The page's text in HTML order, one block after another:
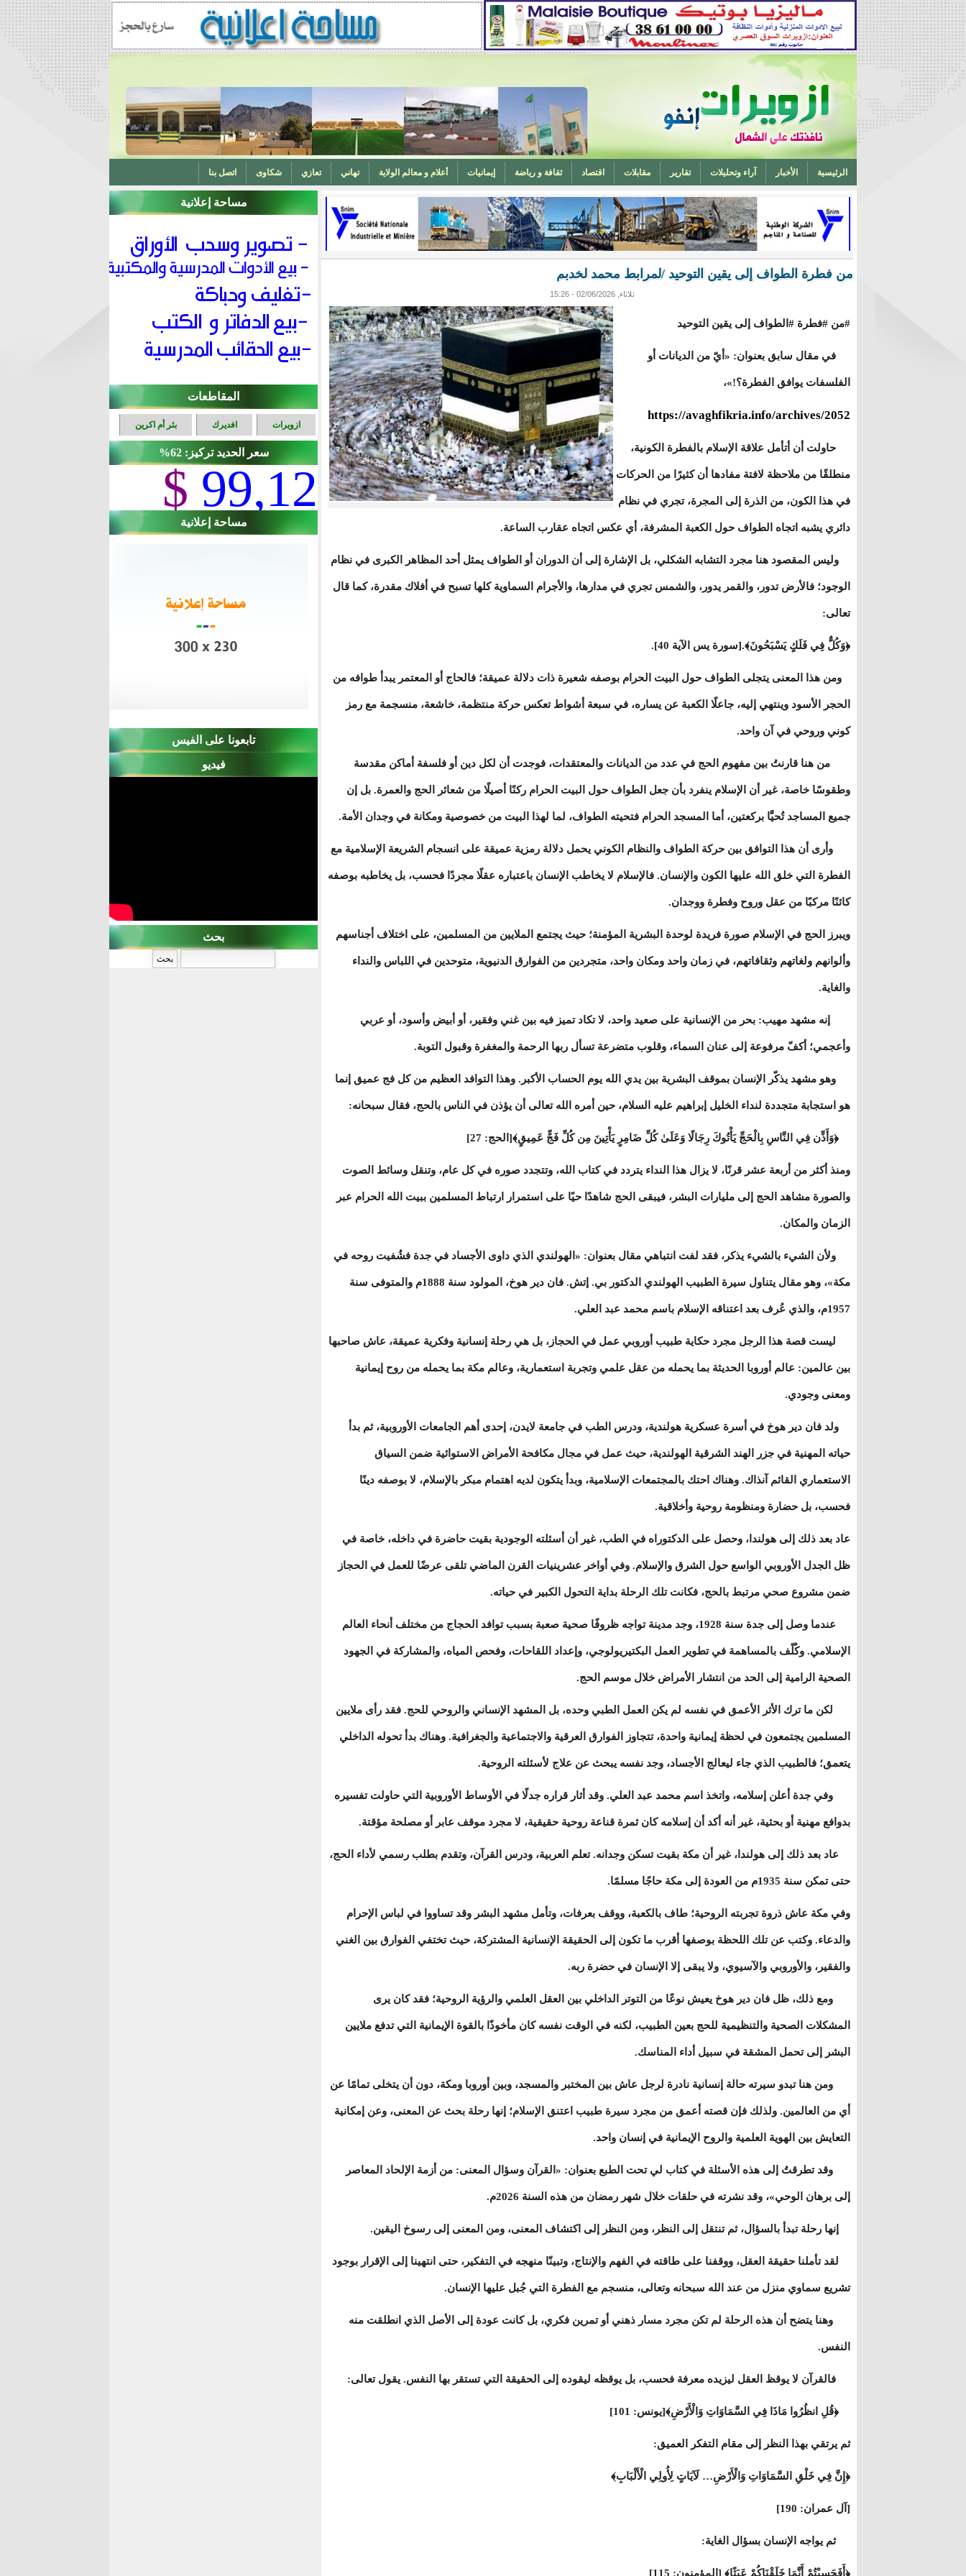
الرئيسية الأخبار آراء وتحليلات تقارير مقابلات اقتصاد ثقافة و رياضة إيمانيات أعلام و معالم الولاية تهاني تعازي شكاوى اتصل بنا
تخرج أحد ابناء ازويرات مهندسا في الهندسة الميكانيكية من المغرب (تهنئة) ه وزارة الشؤون الإسلامية تدعو لتوحيد خطبة الجمعة حول الحرابة مساحة إعلانية
المقاطعات
ازويرات افديرك بئر أم اكرين
سعر الحديد تركيز: 62%
99,12
$
مساحة إعلانية
تابعونا على الفيس
فيديو
بحث
من فطرة الطواف إلى يقين التوحيد /لمرابط محمد لخدبم
ثلاثاء, 02/06/2026 - 15:26
#من #فطرة #الطواف إلى يقين التوحيد
في مقال سابق بعنوان: «أيّ من الديانات أو
الفلسفات يوافق الفطرة؟!»،
https://avaghfikria.info/archives/2052
حاولت أن أتأمل علاقة الإسلام بالفطرة الكونية،
منطلقًا من ملاحظة لافتة مفادها أن كثيرًا من الحركات
في هذا الكون، من الذرة إلى المجرة، تجري في نظام
دائري يشبه اتجاه الطواف حول الكعبة المشرفة، أي عكس اتجاه عقارب الساعة.
وليس المقصود هنا مجرد التشابه الشكلي، بل الإشارة إلى أن الدوران أو الطواف يمثل أحد المظاهر الكبرى في نظام
الوجود؛ فالأرض تدور، والقمر يدور، والشمس تجري في مدارها، والأجرام السماوية كلها تسبح في أفلاك مقدرة، كما قال
تعالى:
﴿وَكُلٌّ فِي فَلَكٍ يَسْبَحُونَ﴾.[سورة يس الآية 40].
ومن هذا المعنى يتجلى الطواف حول البيت الحرام بوصفه شعيرة ذات دلالة عميقة؛ فالحاج أو المعتمر يبدأ طوافه من
الحجر الأسود وينتهي إليه، جاعلًا الكعبة عن يساره، في سبعة أشواط تعكس حركة منتظمة، خاشعة، منسجمة مع رمز
كوني وروحي في آن واحد.
من هنا قارنتُ بين مفهوم الحج في عدد من الديانات والمعتقدات، فوجدت أن لكل دين أو فلسفة أماكن مقدسة
وطقوسًا خاصة، غير أن الإسلام ينفرد بأن جعل الطواف حول البيت الحرام ركنًا أصيلًا من شعائر الحج والعمرة. بل إن
جميع المساجد تُحيَّا بركعتين، أما المسجد الحرام فتحيته الطواف، لما لهذا البيت من خصوصية ومكانة في وجدان الأمة.
وأرى أن هذا التوافق بين حركة الطواف والنظام الكوني يحمل دلالة رمزية عميقة على انسجام الشريعة الإسلامية مع
الفطرة التي خلق الله عليها الكون والإنسان. فالإسلام لا يخاطب الإنسان باعتباره عقلًا مجردًا فحسب، بل يخاطبه بوصفه
كائنًا مركبًا من عقل وروح وفطرة ووجدان.
ويبرز الحج في الإسلام صورة فريدة لوحدة البشرية المؤمنة؛ حيث يجتمع الملايين من المسلمين، على اختلاف أجناسهم
وألوانهم ولغاتهم وثقافاتهم، في زمان واحد ومكان واحد، متجردين من الفوارق الدنيوية، متوحدين في اللباس والنداء
والغاية.
إنه مشهد مهيب: بحر من الإنسانية على صعيد واحد، لا تكاد تميز فيه بين غني وفقير، أو أبيض وأسود، أو عربي
وأعجمي؛ أكفّ مرفوعة إلى عنان السماء، وقلوب متضرعة تسأل ربها الرحمة والمغفرة وقبول التوبة.
وهو مشهد يذكّر الإنسان بموقف البشرية بين يدي الله يوم الحساب الأكبر. وهذا التوافد العظيم من كل فج عميق إنما
هو استجابة متجددة لنداء الخليل إبراهيم عليه السلام، حين أمره الله تعالى أن يؤذن في الناس بالحج، فقال سبحانه:
﴿وَأَذِّن فِي النَّاسِ بِالْحَجِّ يَأْتُوكَ رِجَالًا وَعَلَىٰ كُلِّ ضَامِرٍ يَأْتِينَ مِن كُلِّ فَجٍّ عَمِيقٍ﴾[الحج: 27]
ومنذ أكثر من أربعة عشر قرنًا، لا يزال هذا النداء يتردد في كتاب الله، وتتجدد صوره في كل عام، وتنقل وسائط الصوت
والصورة مشاهد الحج إلى مليارات البشر، فيبقى الحج شاهدًا حيًا على استمرار ارتباط المسلمين ببيت الله الحرام عبر
الزمان والمكان.
ولأن الشيء بالشيء يذكر، فقد لفت انتباهي مقال بعنوان: «الهولندي الذي داوى الأجساد في جدة فشُفيت روحه في
مكة»، وهو مقال يتناول سيرة الطبيب الهولندي الدكتور بي. إتش. فان دير هوخ، المولود سنة 1888م والمتوفى سنة
1957م، والذي عُرف بعد اعتناقه الإسلام باسم محمد عبد العلي.
ليست قصة هذا الرجل مجرد حكاية طبيب أوروبي عمل في الحجاز، بل هي رحلة إنسانية وفكرية عميقة، عاش صاحبها
بين عالمين: عالم أوروبا الحديثة بما يحمله من عقل علمي وتجربة استعمارية، وعالم مكة بما يحمله من روح إيمانية
ومعنى وجودي.
ولد فان دير هوخ في أسرة عسكرية هولندية، ودرس الطب في جامعة لايدن، إحدى أهم الجامعات الأوروبية، ثم بدأ
حياته المهنية في جزر الهند الشرقية الهولندية، حيث عمل في مجال مكافحة الأمراض الاستوائية ضمن السياق
الاستعماري القائم آنذاك. وهناك احتك بالمجتمعات الإسلامية، وبدأ يتكون لديه اهتمام مبكر بالإسلام، لا بوصفه دينًا
فحسب، بل حضارة ومنظومة روحية وأخلاقية.
عاد بعد ذلك إلى هولندا، وحصل على الدكتوراه في الطب، غير أن أسئلته الوجودية بقيت حاضرة في داخله، خاصة في
ظل الجدل الأوروبي الواسع حول الشرق والإسلام. وفي أواخر عشرينيات القرن الماضي تلقى عرضًا للعمل في الحجاز
ضمن مشروع صحي مرتبط بالحج، فكانت تلك الرحلة بداية التحول الكبير في حياته.
عندما وصل إلى جدة سنة 1928، وجد مدينة تواجه ظروفًا صحية صعبة بسبب توافد الحجاج من مختلف أنحاء العالم
الإسلامي. وكُلّف بالمساهمة في تطوير العمل البكتيريولوجي، وإعداد اللقاحات، وفحص المياه، والمشاركة في الجهود
الصحية الرامية إلى الحد من انتشار الأمراض خلال موسم الحج.
لكن ما ترك الأثر الأعمق في نفسه لم يكن العمل الطبي وحده، بل المشهد الإنساني والروحي للحج. فقد رأى ملايين
المسلمين يجتمعون في لحظة إيمانية واحدة، تتجاوز الفوارق العرقية والاجتماعية والجغرافية. وهناك بدأ تحوله الداخلي
يتعمق؛ فالطبيب الذي جاء ليعالج الأجساد، وجد نفسه يبحث عن علاج لأسئلته الروحية.
وفي جدة أعلن إسلامه، واتخذ اسم محمد عبد العلي. وقد أثار قراره جدلًا في الأوساط الأوروبية التي حاولت تفسيره
بدوافع مهنية أو بحثية، غير أنه أكد أن إسلامه كان ثمرة قناعة روحية حقيقية، لا مجرد موقف عابر أو مصلحة مؤقتة.
عاد بعد ذلك إلى هولندا، غير أن مكة بقيت تسكن وجدانه. تعلم العربية، ودرس القرآن، وتقدم بطلب رسمي لأداء الحج،
حتى تمكن سنة 1935م من العودة إلى مكة حاجًا مسلمًا.
وفي مكة عاش ذروة تجربته الروحية؛ طاف بالكعبة، ووقف بعرفات، وتأمل مشهد البشر وقد تساووا في لباس الإحرام
والدعاء. وكتب عن تلك اللحظة بوصفها أقرب ما تكون إلى الحقيقة الإنسانية المشتركة، حيث تختفي الفوارق بين الغني
والفقير، والأوروبي والآسيوي، ولا يبقى إلا الإنسان في حضرة ربه.
ومع ذلك، ظل فان دير هوخ يعيش نوعًا من التوتر الداخلي بين العقل العلمي والرؤية الروحية؛ فقد كان يرى
المشكلات الصحية والتنظيمية للحج بعين الطبيب، لكنه في الوقت نفسه كان مأخوذًا بالقوة الإيمانية التي تدفع ملايين
البشر إلى تحمل المشقة في سبيل أداء المناسك.
ومن هنا تبدو سيرته حالة إنسانية نادرة لرجل عاش بين المختبر والمسجد، وبين أوروبا ومكة، دون أن يتخلى تمامًا عن
أي من العالمين. ولذلك فإن قصته أعمق من مجرد سيرة طبيب اعتنق الإسلام؛ إنها رحلة بحث عن المعنى، وعن إمكانية
التعايش بين الهوية العلمية والروح الإيمانية في إنسان واحد.
وقد تطرقتُ إلى هذه الأسئلة في كتاب لي تحت الطبع بعنوان: «القرآن وسؤال المعنى: من أزمة الإلحاد المعاصر
إلى برهان الوحي»، وقد نشرته في حلقات خلال شهر رمضان من هذه السنة 2026م.
إنها رحلة تبدأ بالسؤال، ثم تنتقل إلى النظر، ومن النظر إلى اكتشاف المعنى، ومن المعنى إلى رسوخ اليقين.
لقد تأملنا حقيقة العقل، ووقفنا على طاقته في الفهم والإنتاج، وتبينّا منهجه في التفكير، حتى انتهينا إلى الإقرار بوجود
تشريع سماوي منزل من عند الله سبحانه وتعالى، منسجم مع الفطرة التي جُبل عليها الإنسان.
وهنا يتضح أن هذه الرحلة لم تكن مجرد مسار ذهني أو تمرين فكري، بل كانت عودة إلى الأصل الذي انطلقت منه
النفس.
فالقرآن لا يوقظ العقل ليزيده معرفة فحسب، بل يوقظه ليقوده إلى الحقيقة التي تستقر بها النفس. يقول تعالى:
﴿قُلِ انظُرُوا مَاذَا فِي السَّمَاوَاتِ وَالْأَرْضِ﴾[يونس: 101]
ثم يرتقي بهذا النظر إلى مقام التفكر العميق:
﴿إِنَّ فِي خَلْقِ السَّمَاوَاتِ وَالْأَرْضِ… لَآيَاتٍ لِأُولِي الْأَلْبَابِ﴾
[آل عمران: 190]
ثم يواجه الإنسان بسؤال الغاية:
﴿أَفَحَسِبْتُمْ أَنَّمَا خَلَقْنَاكُمْ عَبَثًا﴾ [المؤمنون: 115]